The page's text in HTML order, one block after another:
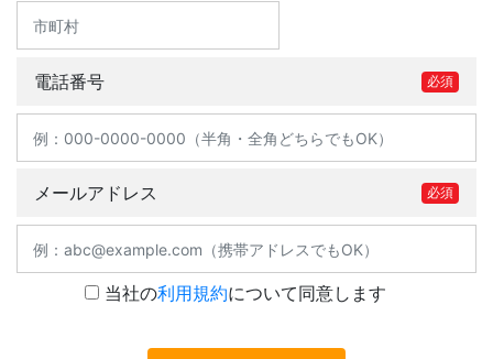
電話番号 必須
メールアドレス 必須
当社の利用規約について同意します